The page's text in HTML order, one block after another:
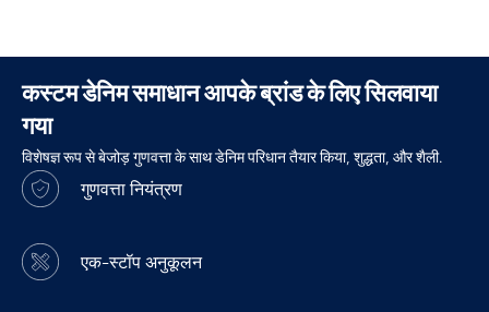
कस्टम डेनिम समाधान आपके ब्रांड के लिए सिलवाया
गया
विशेषज्ञ रूप से बेजोड़ गुणवत्ता के साथ डेनिम परिधान तैयार किया, शुद्धता, और शैली.
गुणवत्ता नियंत्रण
एक-स्टॉप अनुकूलन